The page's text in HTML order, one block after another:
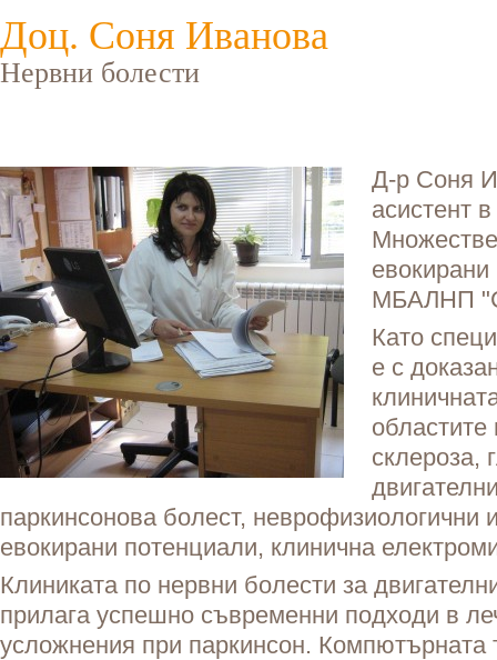
Доц. Соня Иванова
Нервни болести
Д-р Соня
асистент
МБАЛНП
Като
е с
склероза,
паркинсонова болест, неврофизиологични
евокирани потенциали, клинична
Клиниката по нервни болести за
прилага успешно съвременни подходи в
усложнения при паркинсон. Компютърната